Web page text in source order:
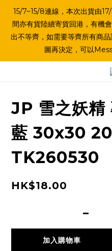
15/7~15/8連線，本次出貨由
間亦有貨陸續寄貨回港，有機
出不等齊，如需要等齊所有商
圖再決定，可以
JP 雪之妖精
藍 30x30
TK260530
HK$18.00
加入購物車